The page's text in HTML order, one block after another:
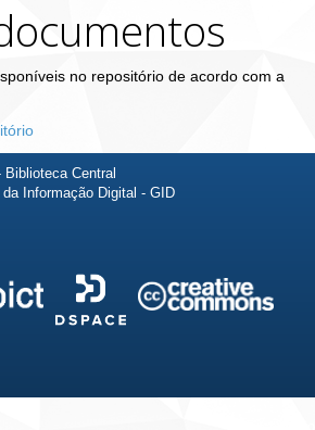
no repositório de acordo com a
Central
Informação Digital - GID